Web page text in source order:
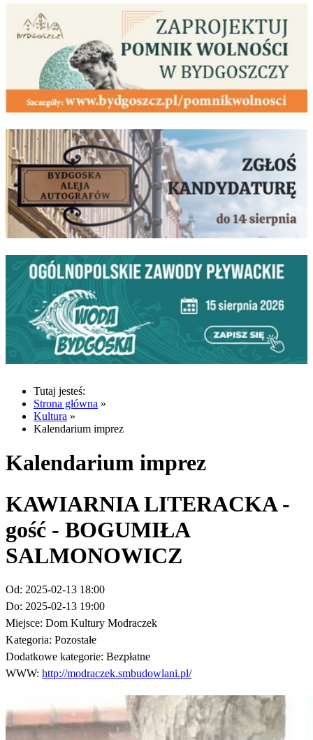
Tutaj jesteś:
Strona główna »
Kultura »
Kalendarium imprez
Kalendarium imprez
KAWIARNIA LITERACKA -
gość - BOGUMIŁA
SALMONOWICZ
Od: 2025-02-13 18:00
Do: 2025-02-13 19:00
Miejsce: Dom Kultury Modraczek
Kategoria: Pozostałe
Dodatkowe kategorie: Bezpłatne
WWW: http://modraczek.smbudowlani.pl/